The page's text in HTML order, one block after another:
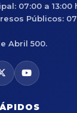
07:00 a 13:00
Públicos:
Abril 500.